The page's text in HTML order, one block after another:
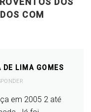
COM
DE LIMA GOMES
em 2005 2 até